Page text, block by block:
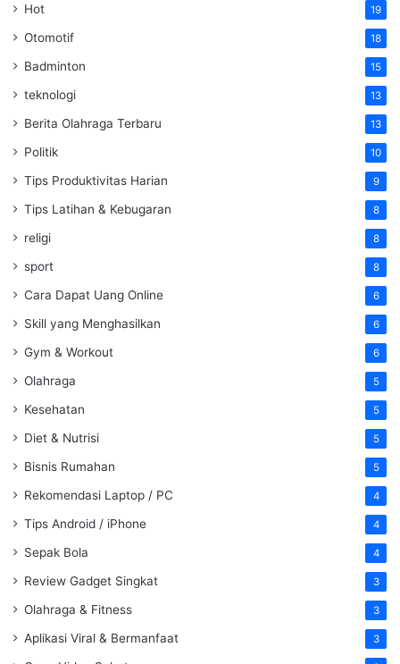
Hot 19
Otomotif 18
Badminton 15
teknologi 13
Berita Olahraga Terbaru 13
Politik 10
Tips Produktivitas Harian 9
Tips Latihan & Kebugaran 8
religi 8
sport 8
Cara Dapat Uang Online 6
Skill yang Menghasilkan 6
Gym & Workout 6
Olahraga 5
Kesehatan 5
Diet & Nutrisi 5
Bisnis Rumahan 5
Rekomendasi Laptop / PC 4
Tips Android / iPhone 4
Sepak Bola 4
Review Gadget Singkat 3
Olahraga & Fitness 3
Aplikasi Viral & Bermanfaat 3